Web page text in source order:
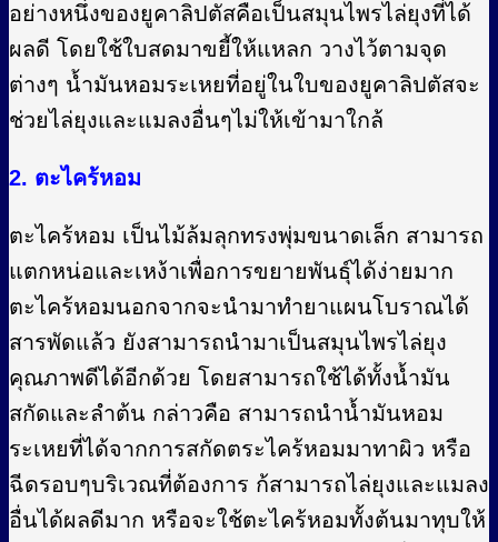
อย่างหนึ่งของยูคาลิปตัสคือเป็นสมุนไพรไล่ยุงที่ได้
ผลดี โดยใช้ใบสดมาขยี้ให้แหลก วางไว้ตามจุด
ต่างๆ น้ำมันหอมระเหยที่อยู่ในใบของยูคาลิปตัสจะ
ช่วยไล่ยุงและแมลงอื่นๆไม่ให้เข้ามาใกล้
2. ตะไคร้หอม
ตะไคร้หอม เป็นไม้ล้มลุกทรงพุ่มขนาดเล็ก สามารถ
แตกหน่อและเหง้าเพื่อการขยายพันธุ์ได้ง่ายมาก
ตะไคร้หอมนอกจากจะนำมาทำยาแผนโบราณได้
สารพัดแล้ว ยังสามารถนำมาเป็นสมุนไพรไล่ยุง
คุณภาพดีได้อีกด้วย โดยสามารถใช้ได้ทั้งน้ำมัน
สกัดและลำต้น กล่าวคือ สามารถนำน้ำมันหอม
ระเหยที่ได้จากการสกัดตระไคร้หอมมาทาผิว หรือ
ฉีดรอบๆบริเวณที่ต้องการ ก้สามารถไล่ยุงและแมลง
อื่นได้ผลดีมาก หรือจะใช้ตะไคร้หอมทั้งต้นมาทุบให้